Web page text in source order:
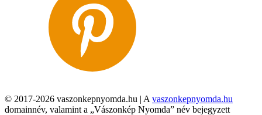
© 2017-2026 vaszonkepnyomda.hu | A vaszonkepnyomda.hu
domainnév, valamint a „Vászonkép Nyomda” név bejegyzett